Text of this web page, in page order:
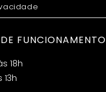
FUNCIONAMENTO
18h
13h